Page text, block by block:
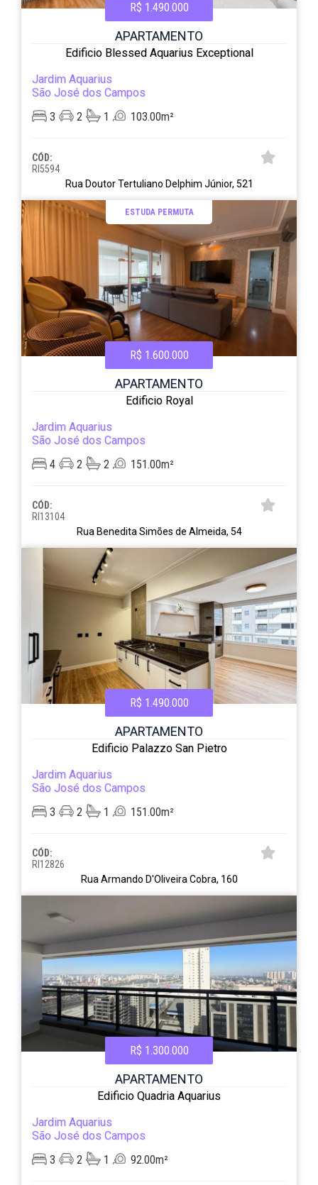
R$ 1.490.000
APARTAMENTO
Edificio Blessed Aquarius Exceptional
Jardim Aquarius
São José dos Campos
3
2 1 103.00m²
CÓD:
RI5594
Rua Doutor Tertuliano Delphim Júnior, 521
ESTUDA PERMUTA
R$ 1.600.000
APARTAMENTO
Edificio Royal
Jardim Aquarius
São José dos Campos
4
2 2 151.00m²
CÓD:
RI13104
Rua Benedita Simões de Almeida, 54
R$ 1.490.000
APARTAMENTO
Edificio Palazzo San Pietro
Jardim Aquarius
São José dos Campos
3
2 1 151.00m²
CÓD:
RI12826
Rua Armando D'Oliveira Cobra, 160
R$ 1.300.000
APARTAMENTO
Edificio Quadria Aquarius
Jardim Aquarius
São José dos Campos
3
2 1 92.00m²